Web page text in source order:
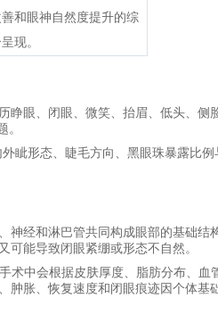
和眼神自然度提升的综
现。
睁眼、闭眼、微笑、抬眉、低头、侧
。
眦形态、睫毛方向、黑眼珠暴露比例
神经和淋巴管共同构成眼部的基础结
可能导致闭眼紧绷或形态不自然。
术中会根据皮肤厚度、脂肪分布、血
肿胀、恢复速度和闭眼痕迹因个体基